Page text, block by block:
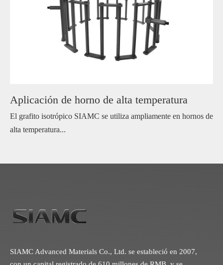
Aplicación de horno de alta temperatura
El grafito isotrópico SIAMC se utiliza ampliamente en hornos de
alta temperatura...
SIAMC Advanced Materials Co., Ltd. se estableció en 2007,